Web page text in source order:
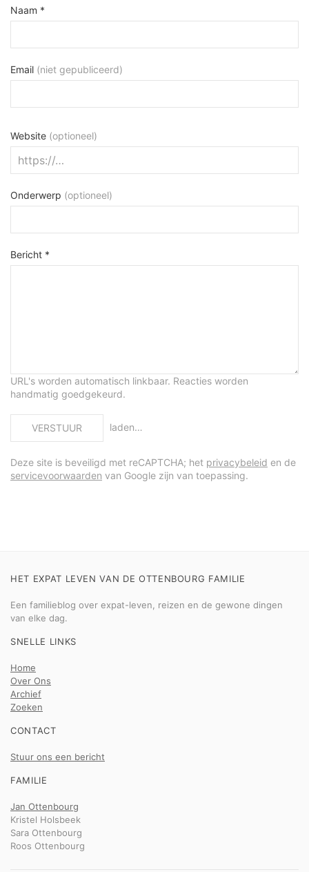
Naam *
Email (niet gepubliceerd)
Website (optioneel)
Onderwerp (optioneel)
Bericht *
URL's worden automatisch linkbaar. Reacties worden
handmatig goedgekeurd.
VERSTUUR laden…
Deze site is beveiligd met reCAPTCHA; het privacybeleid en de
servicevoorwaarden van Google zijn van toepassing.
HET EXPAT LEVEN VAN DE OTTENBOURG FAMILIE
Een familieblog over expat-leven, reizen en de gewone dingen
van elke dag.
SNELLE LINKS
Home
Over Ons
Archief
Zoeken
CONTACT
Stuur ons een bericht
FAMILIE
Jan Ottenbourg
Kristel Holsbeek
Sara Ottenbourg
Roos Ottenbourg